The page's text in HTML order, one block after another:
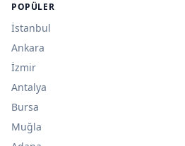
POPÜLER
İstanbul
Ankara
İzmir
Antalya
Bursa
Muğla